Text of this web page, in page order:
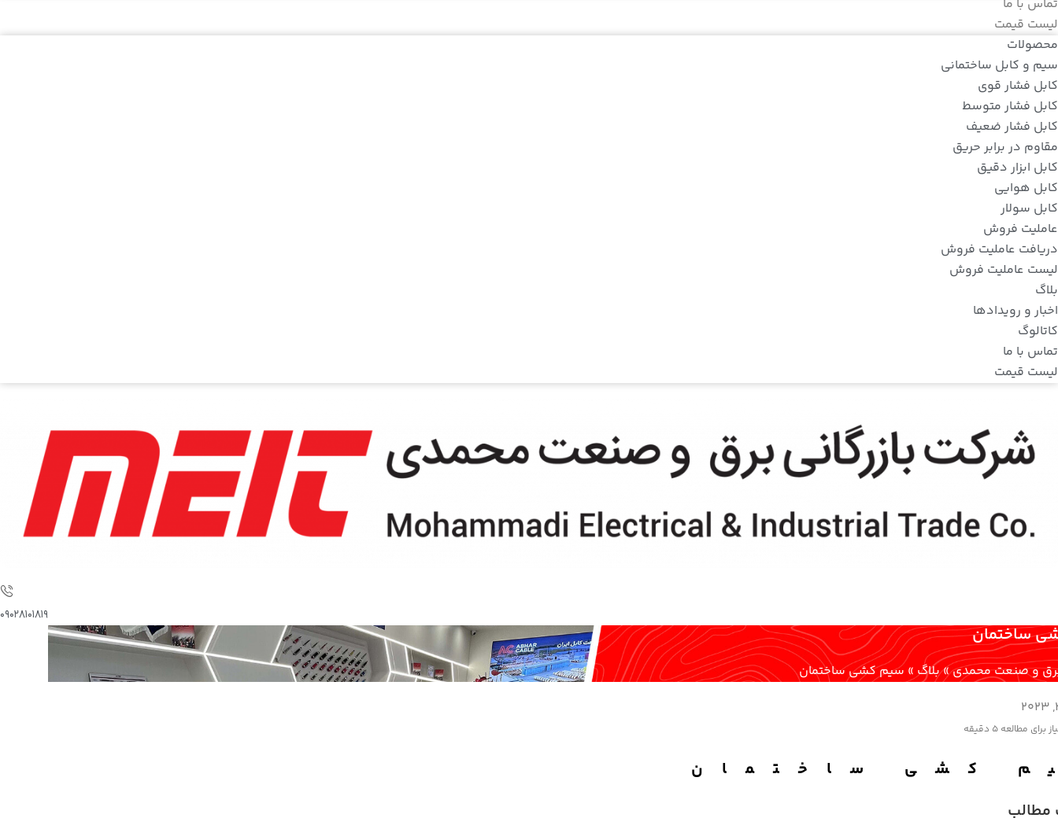
تماس با ما
لیست قیمت
محصولات
سیم و کابل ساختمانی
کابل فشار قوی
کابل فشار متوسط
کابل فشار ضعیف
مقاوم در برابر حریق
کابل ابزار دقیق
کابل هوایی
کابل سولار
عاملیت فروش
دریافت عاملیت فروش
لیست عاملیت فروش
بلاگ
اخبار و رویدادها
کاتالوگ
تماس با ما
لیست قیمت
۰۹۰۲۸۱۰۱۸۱۹
ساختمان
برق و صنعت محمدی»بلاگ » سیم کشی ساختمان
برای مطالعه 5 دقیقه
کشی ساختمان